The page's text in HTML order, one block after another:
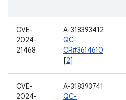
CVE-
2024-
21468
A-318393412
QC-
CR#3614610
[2]
CVE-
2024-
A-318393741
QC-